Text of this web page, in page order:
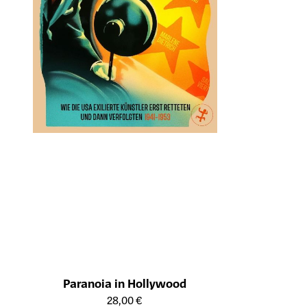
Paranoia in Hollywood
Öffnet die Detailseite des Produkts
28,00 €